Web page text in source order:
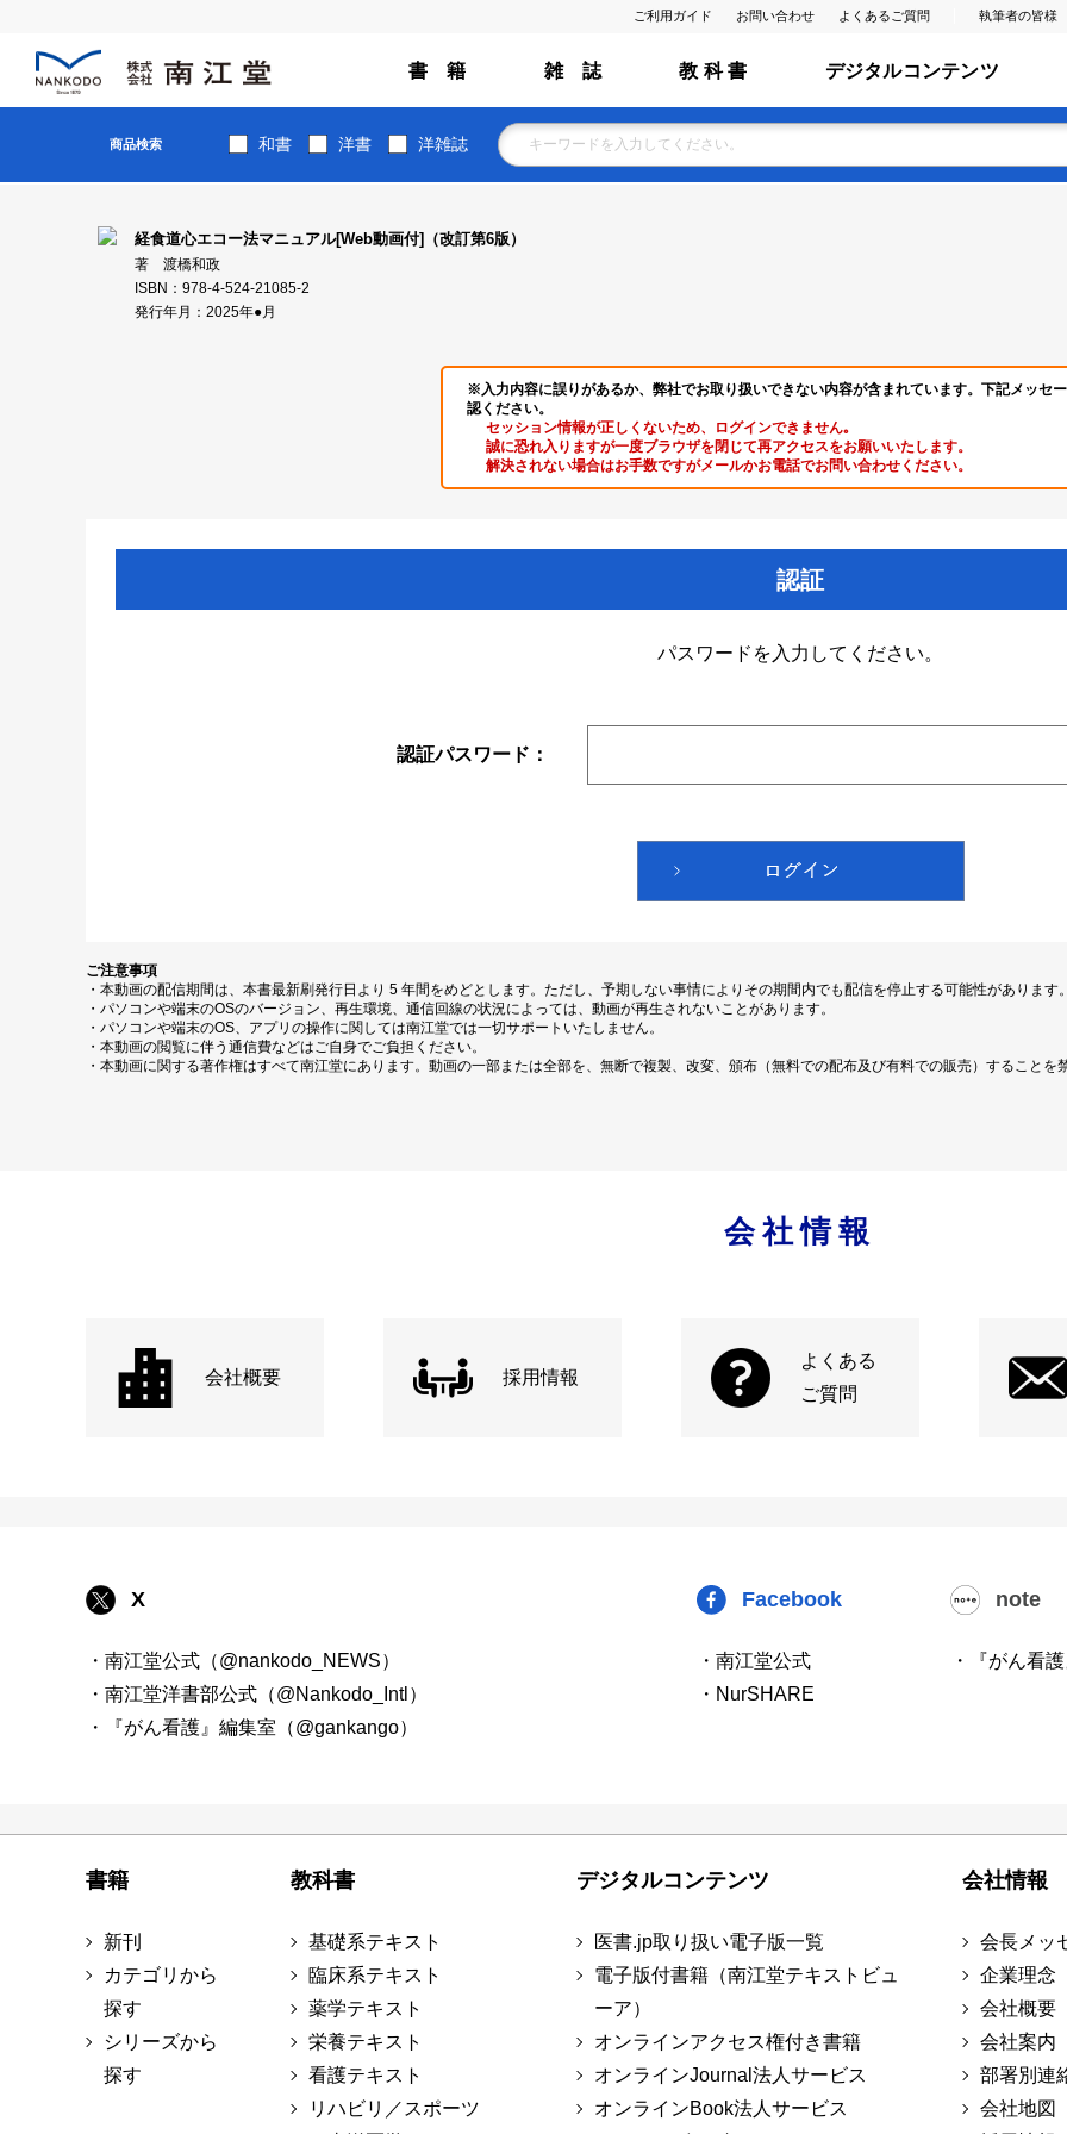
ご利用ガイド お問い合わせ よくあるご質問 執筆者の皆様
書 籍 雑 誌 教 科 書 デジタルコンテンツ
商品検索 和書 洋書 洋雑誌
経食道心エコー法マニュアル[Web動画付]（改訂第6版）
著 渡橋和政
ISBN：978-4-524-21085-2
発行年月：2025年●月
※入力内容に誤りがあるか、弊社でお取り扱いできない内容が含まれています。下記メッセ
認ください。
セッション情報が正しくないため、ログインできません｡
誠に恐れ入りますが一度ブラウザを閉じて再アクセスをお願いいたします。
解決されない場合はお手数ですがメールかお電話でお問い合わせください。
認証
パスワードを入力してください。
認証パスワード：
ご注意事項
・本動画の配信期間は、本書最新刷発行日より 5 年間をめどとします。ただし、予期しない事情によりその期間内でも配信を停止する可能性があります。
・パソコンや端末のOSのバージョン、再生環境、通信回線の状況によっては、動画が再生されないことがあります。
・パソコンや端末のOS、アプリの操作に関しては南江堂では一切サポートいたしません。
・本動画の閲覧に伴う通信費などはご自身でご負担ください。
・本動画に関する著作権はすべて南江堂にあります。動画の一部または全部を、無断で複製、改変、頒布（無料での配布及び有料での販売）することを
会社情報
会社概要 採用情報
よくある
ご質問
X
・南江堂公式（@nankodo_NEWS）
・南江堂洋書部公式（@Nankodo_Intl）
・『がん看護』編集室（@gankango）
Facebook
・南江堂公式
・NurSHARE
note
・『がん看
書籍
新刊
カテゴリから
探す
シリーズから
探す
教科書
基礎系テキスト
臨床系テキスト
薬学テキスト
栄養テキスト
看護テキスト
リハビリ／スポーツ
デジタルコンテンツ
医書.jp取り扱い電子版一覧
電子版付書籍（南江堂テキストビュ
ーア）
オンラインアクセス権付き書籍
オンラインJournal法人サービス
オンラインBook法人サービス
会社情報
会長メッ
企業理念
会社概要
会社案内
部署別連
会社地図